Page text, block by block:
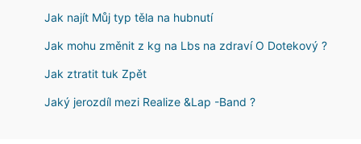
Jak najít Můj typ těla na hubnutí
Jak mohu změnit z kg na Lbs na zdraví O Dotekový ?
Jak ztratit tuk Zpět
Jaký jerozdíl mezi Realize &Lap -Band ?